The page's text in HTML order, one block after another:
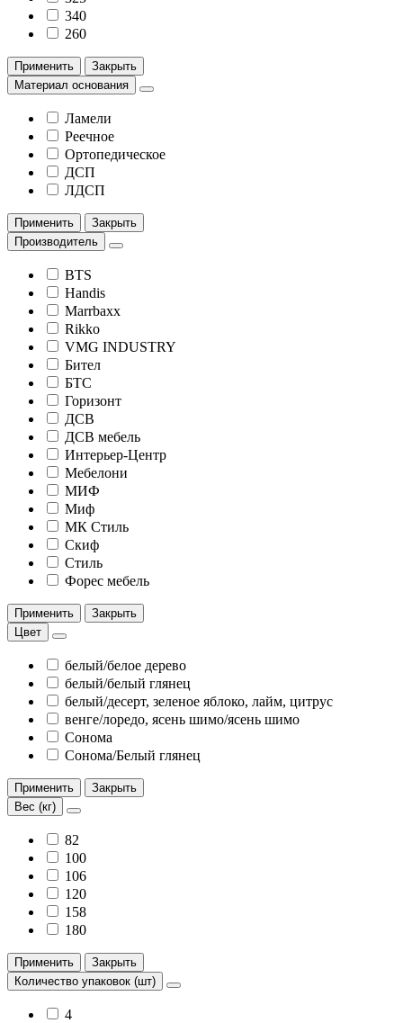
340
260
Применить
Закрыть
Материал основания
Ламели
Реечное
Ортопедическое
ДСП
ЛДСП
Применить
Закрыть
Производитель
BTS
Handis
Marrbaxx
Rikko
VMG INDUSTRY
Бител
БТС
Горизонт
ДСВ
ДСВ мебель
Интерьер-Центр
Мебелони
МИФ
Миф
МК Стиль
Скиф
Стиль
Форес мебель
Применить
Закрыть
Цвет
белый/белое дерево
белый/белый глянец
белый/десерт, зеленое яблоко, лайм, цитрус
венге/лоредо, ясень шимо/ясень шимо
Сонома
Сонома/Белый глянец
Применить
Закрыть
Вес (кг)
82
100
106
120
158
180
Применить
Закрыть
Количество упаковок (шт)
4